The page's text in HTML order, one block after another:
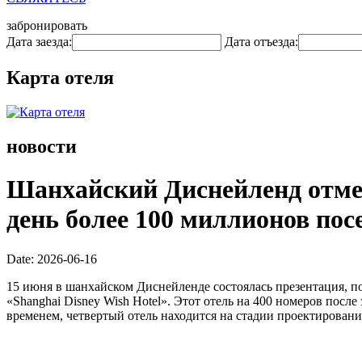
забронировать
Дата заезда:
Дата отъезда:
Карта отеля
новости
Шанхайский Диснейленд
день более 100 миллионов
Date: 2026-06-16
15 июня в шанхайском Диснейленде состоялась презентация,
«Shanghai Disney Wish Hotel». Этот отель на 400 номеров
временем, четвертый отель находится на стадии